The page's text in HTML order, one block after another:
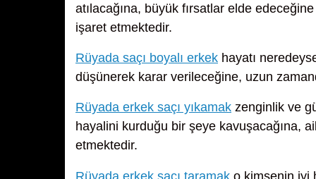
atılacağına, büyük fırsatlar elde
işaret etmektedir.
Rüyada saçı boyalı erkek hayatı
düşünerek karar verileceğine, uzun
Rüyada erkek saçı yıkamak zenginlik ve
hayalini kurduğu bir şeye kavuşacağına,
etmektedir.
Rüyada erkek saçı taramak o kimsenin iyi